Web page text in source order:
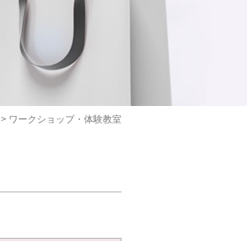
> ワークショップ・体験教室